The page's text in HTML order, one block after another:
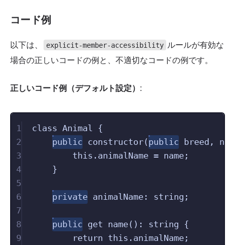
コード例
以下は、 explicit-member-accessibility ルールが有効な
場合の正しいコードの例と、不適切なコードの例です。
正しいコード例（デフォルト設定） :
1 class Animal
{
2
public constructor( public breed ,
3
this . animalName = name ;
4
}
5
6
private animalName : string ;
7
8
public get name(): string {
9
return this . animalName ;